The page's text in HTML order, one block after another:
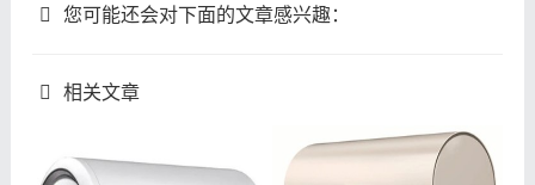
您可能还会对下面的文章感兴趣：
相关文章